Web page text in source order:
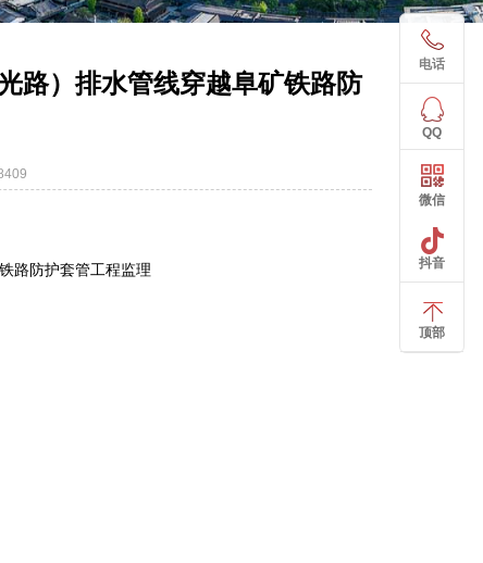
路）排水管线穿越阜矿铁路防
路防护套管工程监理
电话
QQ
微信
抖音
顶部